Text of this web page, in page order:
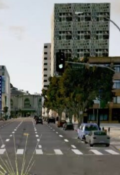
了瓶頸。
能達到與人類駕駛者並駕齊驅的
距離合計起來，也只不過行駛了
，旨於讓自動駕駛車在虛擬環境
發展自動駕駛車的時間機器，可